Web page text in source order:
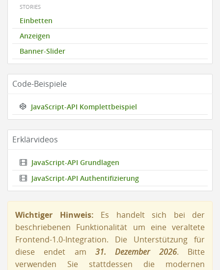
STORIES
Einbetten
Anzeigen
Banner-Slider
Code-Beispiele
JavaScript-API Komplettbeispiel
Erklärvideos
JavaScript-API Grundlagen
JavaScript-API Authentifizierung
Wichtiger Hinweis: Es handelt sich bei der
beschriebenen Funktionalität um eine veraltete
Frontend-1.0-Integration. Die Unterstützung für
diese endet am 31. Dezember 2026. Bitte
verwenden Sie stattdessen die modernen